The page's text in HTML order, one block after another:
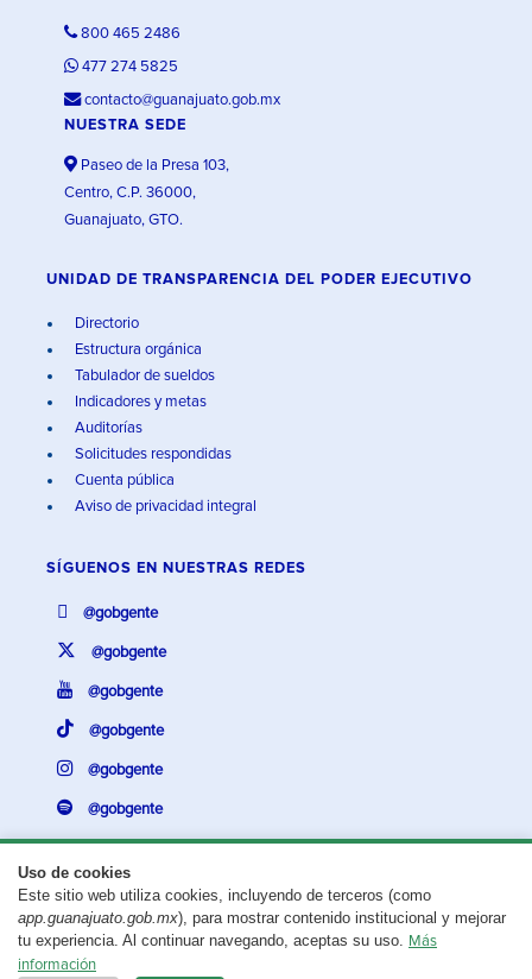
Uso de cookies
Este sitio web utiliza cookies, incluyendo de terceros (como
app.guanajuato.gob.mx), para mostrar contenido institucional y mejorar
tu experiencia. Al continuar navegando, aceptas su uso. Más
información
800 465 2486
477 274 5825
contacto@guanajuato.gob.mx
NUESTRA SEDE
Paseo de la Presa 103,
Centro, C.P. 36000,
Guanajuato, GTO.
UNIDAD DE TRANSPARENCIA DEL PODER EJECUTIVO
Directorio
Estructura orgánica
Tabulador de sueldos
Indicadores y metas
Auditorías
Solicitudes respondidas
Cuenta pública
Aviso de privacidad integral
SÍGUENOS EN NUESTRAS REDES
@gobgente
@gobgente
@gobgente
@gobgente
@gobgente
@gobgente
¿Existe algún problema con esta página?Repórtalo aquí.
Aviso legal